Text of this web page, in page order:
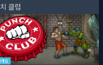
클럽
임